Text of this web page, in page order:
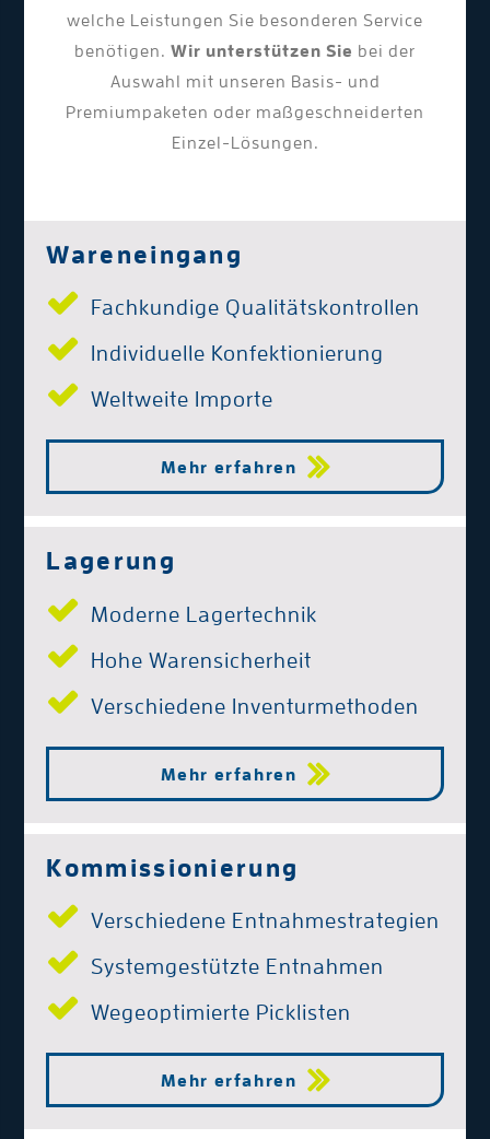
welche Leistungen Sie besonderen Service
benötigen. Wir unterstützen Sie bei der
Auswahl mit unseren Basis- und
Premiumpaketen oder maßgeschneiderten
Einzel-Lösungen.
Wareneingang
Fachkundige Qualitätskontrollen
Individuelle Konfektionierung
Weltweite Importe
Mehr erfahren
Lagerung
Moderne Lagertechnik
Hohe Warensicherheit
Verschiedene Inventurmethoden
Mehr erfahren
Kommissionierung
Verschiedene Entnahmestrategien
Systemgestützte Entnahmen
Wegeoptimierte Picklisten
Mehr erfahren